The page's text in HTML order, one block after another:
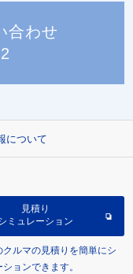
合わせ
について
見積り
ミュレーション
クルマの見積りを簡単にシ
ションできます。